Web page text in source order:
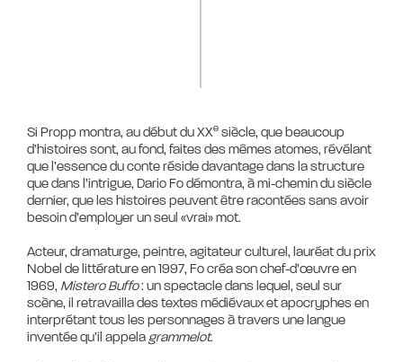
Si Propp montra, au début du XXe siècle, que beaucoup
d’histoires sont, au fond, faites des mêmes atomes, révélant
que l’essence du conte réside davantage dans la structure
que dans l’intrigue, Dario Fo démontra, à mi-chemin du siècle
dernier, que les histoires peuvent être racontées sans avoir
besoin d’employer un seul «vrai» mot.
Acteur, dramaturge, peintre, agitateur culturel, lauréat du prix
Nobel de littérature en 1997, Fo créa son chef-d’œuvre en
1969, Mistero Buffo: un spectacle dans lequel, seul sur
scène, il retravailla des textes médiévaux et apocryphes en
interprétant tous les personnages à travers une langue
inventée qu’il appelagrammelot.